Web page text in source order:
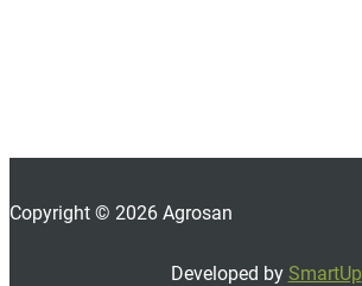
Copyright © 2026 Agrosan
Developed by SmartUp